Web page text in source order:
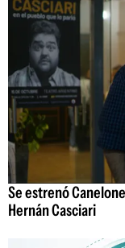
Se estrenó
Hernán Casciari